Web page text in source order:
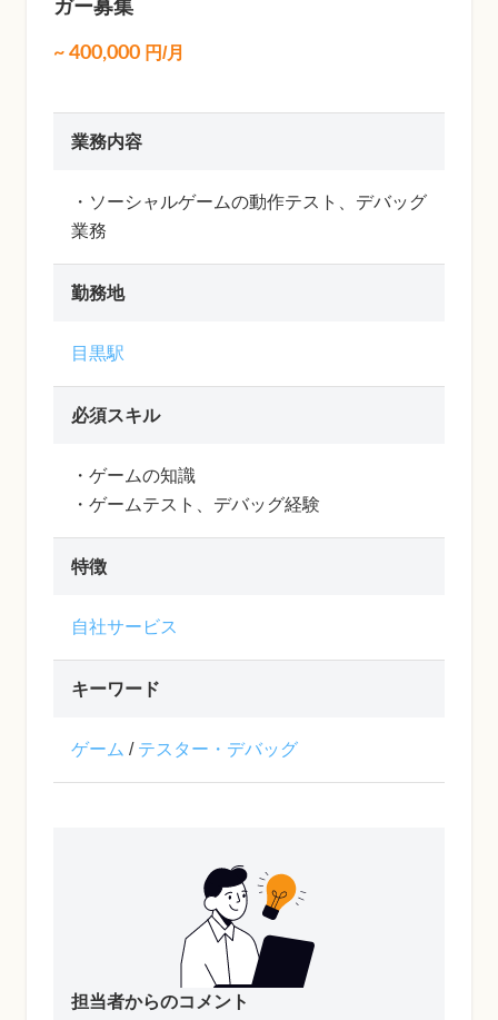
ガー募集
~ 400,000 円/月
業務内容
・ソーシャルゲームの動作テスト、デバッグ
業務
勤務地
目黒駅
必須スキル
・ゲームの知識
・ゲームテスト、デバッグ経験
特徴
自社サービス
キーワード
ゲーム / テスター・デバッグ
担当者からのコメント